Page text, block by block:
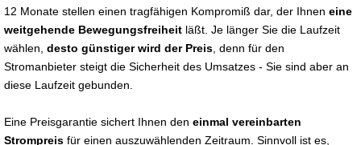
12 Monate stellen einen tragfähigen Kompromiß dar, der Ihnen eine
weitgehende Bewegungsfreiheit läßt. Je länger Sie die Laufzeit
wählen, desto günstiger wird der Preis , denn für den
Stromanbieter steigt die Sicherheit des Umsatzes - Sie sind aber an
diese Laufzeit gebunden.
Eine Preisgarantie sichert Ihnen den einmal vereinbarten
Strompreis für einen auszuwählenden Zeitraum. Sinnvoll ist es,